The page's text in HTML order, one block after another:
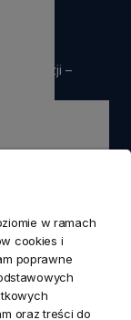
okazji –
w ramach
cookies i
poprawne
oraz treści do